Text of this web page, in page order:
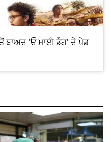
ਤੋਂ ਬਾਅਦ 'ਓ ਮਾਈ ਡੌਗ' ਦੇ ਪੇਡ